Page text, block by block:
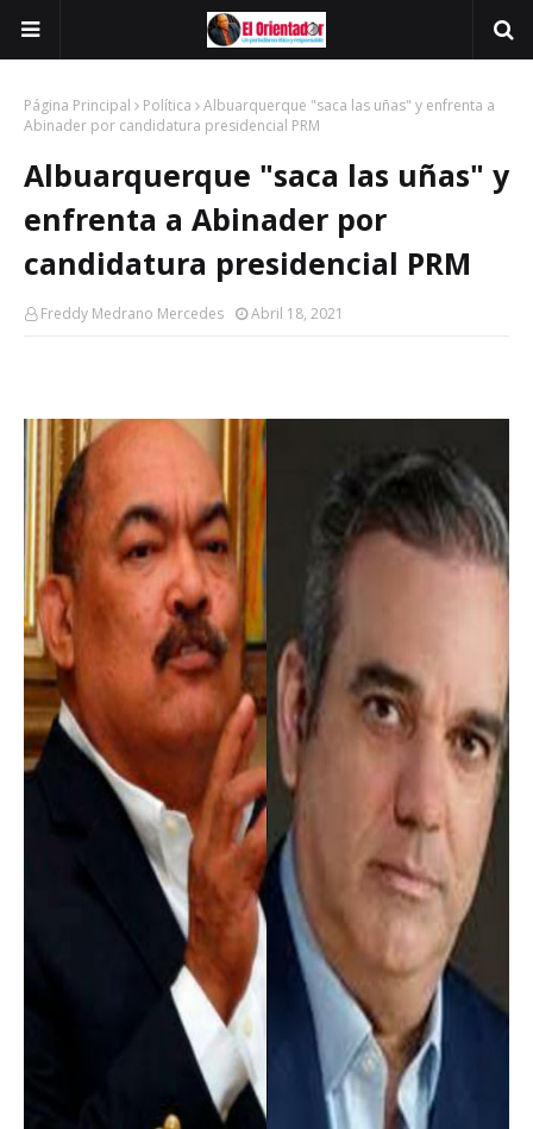
Página Principal Política
Albuarquerque "saca las uñas" y enfrenta a
Abinader por candidatura presidencial PRM
Albuarquerque "saca las uñas" y
enfrenta a Abinader por
candidatura presidencial PRM
Freddy Medrano Mercedes Abril 18, 2021